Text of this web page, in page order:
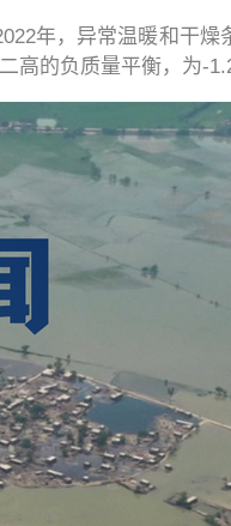
年，异常温暖和干燥
高的负质量平衡，为-